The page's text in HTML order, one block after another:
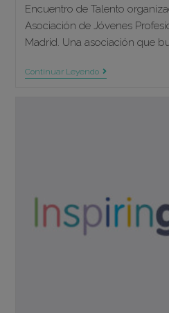
Encuentro de Talento
Asociación de Jóvenes
Madrid. Una asociación que
Continuar LeyendoEncuentro